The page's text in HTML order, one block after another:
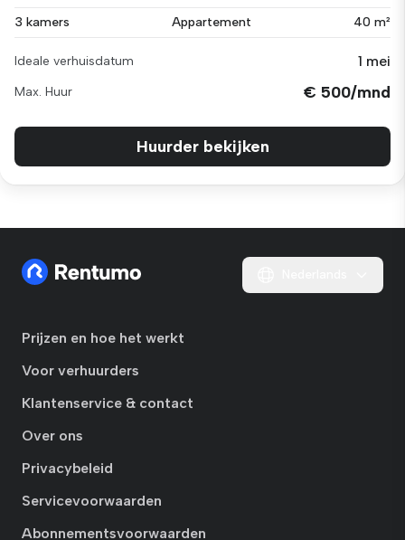
3 kamers Appartement 40 m²
Ideale verhuisdatum 1 mei
Max. Huur € 500/mnd
Huurder bekijken
Prijzen en hoe het werkt
Voor verhuurders
Klantenservice & contact
Over ons
Privacybeleid
Servicevoorwaarden
Abonnementsvoorwaarden